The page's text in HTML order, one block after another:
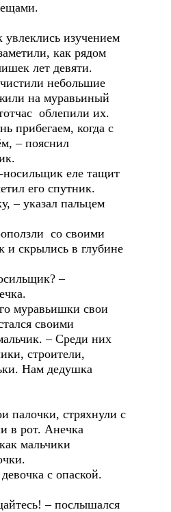
изучением
как рядом
лет девяти.
небольшие
на муравьиный
облепили их.
прибегаем, когда с
– пояснил
еле тащит
его спутник.
– указал пальцем
со своими
скрылись в глубине
–
муравьишки свои
своими
– Среди них
строители,
Нам дедушка
палочки, стряхнули с
в рот. Анечка
мальчики
с опаской.
– послышался